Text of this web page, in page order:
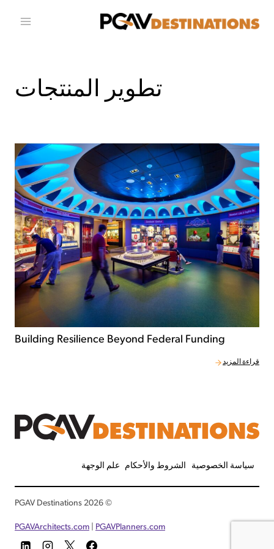
تطوير المنتجات
Building Resilience Beyond Federal Funding
قراءة المزيد
سياسة الخصوصية الشروط والأحكام علم الوجهة
© 2026 PGAV Destinations
PGAVArchitects.com PGAVPlanners.com